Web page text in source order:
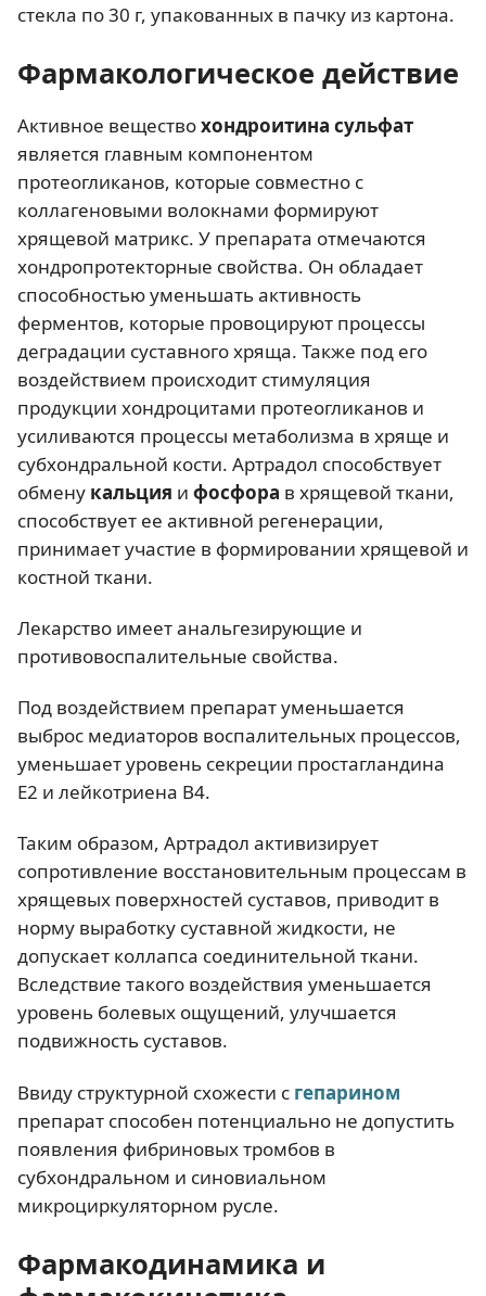
стекла по 30 г, упакованных в пачку из картона.
Фармакологическое действие
Активное веществохондроитина сульфат
является главным компонентом
протеогликанов, которые совместно с
коллагеновыми волокнами формируют
хрящевой матрикс. У препарата отмечаются
хондропротекторные свойства. Он обладает
способностью уменьшать активность
ферментов, которые провоцируют процессы
деградации суставного хряща. Также под его
воздействием происходит стимуляция
продукции хондроцитами протеогликанов и
усиливаются процессы метаболизма в хряще и
субхондральной кости. Артрадол способствует
обмену кальция и фосфора в хрящевой ткани,
способствует ее активной регенерации,
принимает участие в формировании хрящевой и
костной ткани.
Лекарство имеет анальгезирующие и
противовоспалительные свойства.
Под воздействием препарат уменьшается
выброс медиаторов воспалительных процессов,
уменьшает уровень секреции простагландина
E2 и лейкотриена В4.
Таким образом, Артрадол активизирует
сопротивление восстановительным процессам в
хрящевых поверхностей суставов, приводит в
норму выработку суставной жидкости, не
допускает коллапса соединительной ткани.
Вследствие такого воздействия уменьшается
уровень болевых ощущений, улучшается
подвижность суставов.
Ввиду структурной схожести с гепарином
препарат способен потенциально не допустить
появления фибриновых тромбов в
субхондральном и синовиальном
микроциркуляторном русле.
Фармакодинамика и